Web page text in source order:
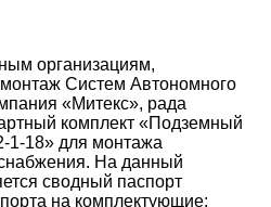
организациям,
Систем Автономного
«Митекс», рада
комплект «Подземный
1-18» для монтажа
На данный
сводный паспорт
на комплектующие;